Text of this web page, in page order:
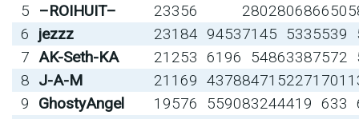
5
–ROIHUIT– 23356 280280686650
6
jezzz 23184 94537145 5335539
7 AK-Seth-KA 21253 6196 54863387572
8 J-A-M 21169 43788471 52271701
9
GhostyAngel 19576 559083244419 633